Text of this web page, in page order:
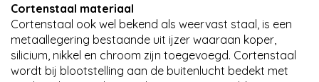
Cortenstaal materiaal
Cortenstaal ook wel bekend als weervast staal, is een
metaallegering bestaande uit ijzer waaraan koper,
silicium, nikkel en chroom zijn toegevoegd. Cortenstaal
wordt bij blootstelling aan de buitenlucht bedekt met